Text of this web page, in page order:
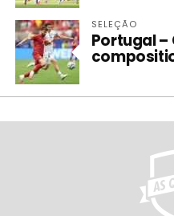
SELEÇÃO
Portugal –